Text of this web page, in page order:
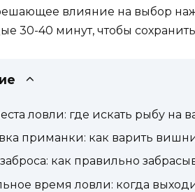
влияние на выбор
30-40 минут, чтобы
ловли: где искать рыбу на
приманки: как варить
как правильно
время ловли: когда